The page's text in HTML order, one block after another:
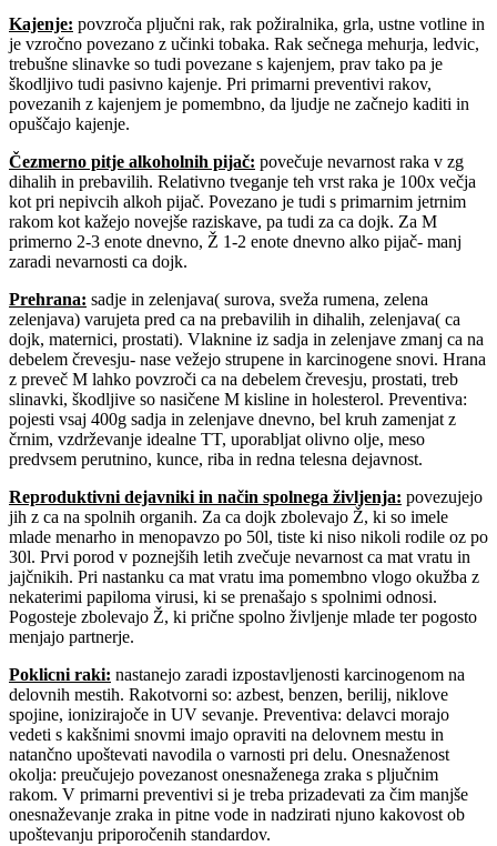
Kajenje: povzroča pljučni rak, rak požiralnika, grla, ustne votline in
je vzročno povezano z učinki tobaka. Rak sečnega mehurja, ledvic,
trebušne slinavke so tudi povezane s kajenjem, prav tako pa je
škodljivo tudi pasivno kajenje. Pri primarni preventivi rakov,
povezanih z kajenjem je pomembno, da ljudje ne začnejo kaditi in
opuščajo kajenje.
Čezmerno pitje alkoholnih pijač: povečuje nevarnost raka v zg
dihalih in prebavilih. Relativno tveganje teh vrst raka je 100x večja
kot pri nepivcih alkoh pijač. Povezano je tudi s primarnim jetrnim
rakom kot kažejo novejše raziskave, pa tudi za ca dojk. Za M
primerno 2-3 enote dnevno, Ž 1-2 enote dnevno alko pijač- manj
zaradi nevarnosti ca dojk.
Prehrana: sadje in zelenjava( surova, sveža rumena, zelena
zelenjava) varujeta pred ca na prebavilih in dihalih, zelenjava( ca
dojk, maternici, prostati). Vlaknine iz sadja in zelenjave zmanj ca na
debelem črevesju- nase vežejo strupene in karcinogene snovi. Hrana
z preveč M lahko povzroči ca na debelem črevesju, prostati, treb
slinavki, škodljive so nasičene M kisline in holesterol. Preventiva:
pojesti vsaj 400g sadja in zelenjave dnevno, bel kruh zamenjat z
črnim, vzdrževanje idealne TT, uporabljat olivno olje, meso
predvsem perutnino, kunce, riba in redna telesna dejavnost.
Reproduktivni dejavniki in način spolnega življenja: povezujejo
jih z ca na spolnih organih. Za ca dojk zbolevajo Ž, ki so imele
mlade menarho in menopavzo po 50l, tiste ki niso nikoli rodile oz po
30l. Prvi porod v poznejših letih zvečuje nevarnost ca mat vratu in
jajčnikih. Pri nastanku ca mat vratu ima pomembno vlogo okužba z
nekaterimi papiloma virusi, ki se prenašajo s spolnimi odnosi.
Pogosteje zbolevajo Ž, ki prične spolno življenje mlade ter pogosto
menjajo partnerje.
Poklicni raki: nastanejo zaradi izpostavljenosti karcinogenom na
delovnih mestih. Rakotvorni so: azbest, benzen, berilij, niklove
spojine, ionizirajoče in UV sevanje. Preventiva: delavci morajo
vedeti s kakšnimi snovmi imajo opraviti na delovnem mestu in
natančno upoštevati navodila o varnosti pri delu. Onesnaženost
okolja: preučujejo povezanost onesnaženega zraka s pljučnim
rakom. V primarni preventivi si je treba prizadevati za čim manjše
onesnaževanje zraka in pitne vode in nadzirati njuno kakovost ob
upoštevanju priporočenih standardov.